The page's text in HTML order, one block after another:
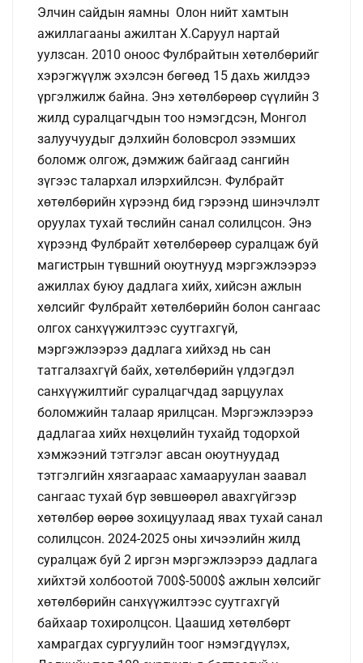
Элчин сайдын яамны Олон нийт хамтын
ажиллагааны ажилтан Х.Саруул нартай
уулзсан. 2010 оноос Фулбрайтын хөтөлбөрийг
хэрэгжүүлж эхэлсэн бөгөөд 15 дахь жилдээ
үргэлжилж байна. Энэ хөтөлбөрөөр сүүлийн 3
жилд суралцагчдын тоо нэмэгдсэн, Монгол
залуучуудыг дэлхийн боловсрол эзэмших
боломж олгож, дэмжиж байгаад сангийн
зүгээс талархал илэрхийлсэн. Фулбрайт
хөтөлбөрийн хүрээнд бид гэрээнд шинэчлэлт
оруулах тухай төслийн санал солилцсон. Энэ
хүрээнд Фулбрайт хөтөлбөрөөр суралцаж буй
магистрын түвшний оюутнууд мэргэжлээрээ
ажиллах буюу дадлага хийх, хийсэн ажлын
хөлсийг Фулбрайт хөтөлбөрийн болон сангаас
олгох санхүүжилтээс суутгахгүй,
мэргэжлээрээ дадлага хийхэд нь сан
татгалзахгүй байх, хөтөлбөрийн үлдэгдэл
санхүүжилтийг суралцагчдад зарцуулах
боломжийн талаар ярилцсан. Мэргэжлээрээ
дадлагаа хийх нөхцөлийн тухайд тодорхой
хэмжээний тэтгэлэг авсан оюутнуудад
тэтгэлгийн хязгаараас хамааруулан заавал
сангаас тухай бүр зөвшөөрөл авахгүйгээр
хөтөлбөр өөрөө зохицуулаад явах тухай санал
солилцсон. 2024-2025 оны хичээлийн жилд
суралцаж буй 2 иргэн мэргэжлээрээ дадлага
хийхтэй холбоотой 700$-5000$ ажлын хөлсийг
хөтөлбөрийн санхүүжилтээс суутгахгүй
байхаар тохиролцсон. Цаашид хөтөлбөрт
хамрагдах сургуулийн тоог нэмэгдүүлэх,